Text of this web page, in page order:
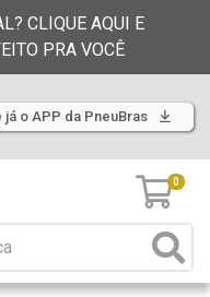
CLIQUE AQUI E
PRA VOCÊ
já o APP da PneuBras
0